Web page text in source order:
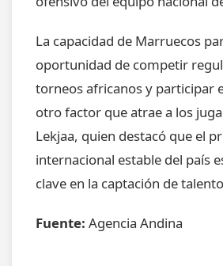
La capacidad de Marruecos
oportunidad de competir
torneos africanos y participar
otro factor que atrae a los
Lekjaa, quien destacó que el
internacional estable del país
clave en la captación de
Fuente: Agencia Andina